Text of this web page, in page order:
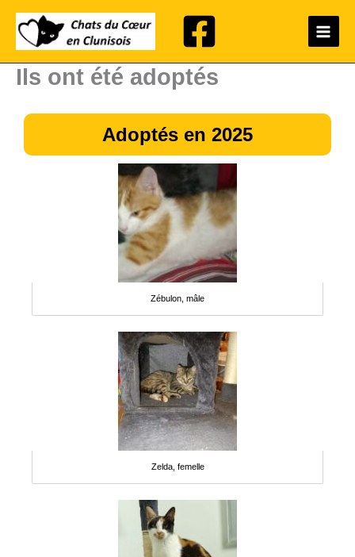
contenu
Main
Menu
Ils ont été adoptés
Adoptés en 2025
Zébulon, mâle
Zelda, femelle